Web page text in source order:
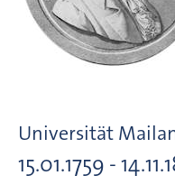
Universität
15.01.1759 -